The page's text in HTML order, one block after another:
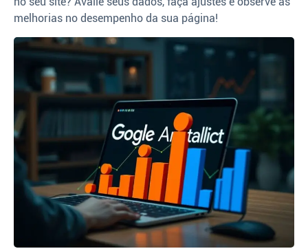
melhorias no desempenho da sua página!